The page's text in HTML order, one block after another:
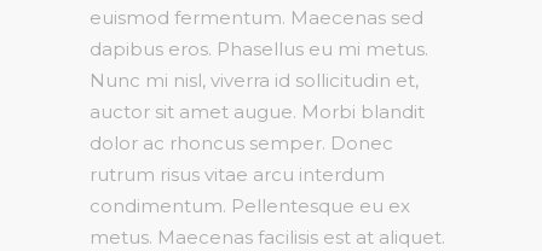
euismod fermentum. Maecenas sed
dapibus eros. Phasellus eu mi metus.
Nunc mi nisl, viverra id sollicitudin et,
auctor sit amet augue. Morbi blandit
dolor ac rhoncus semper. Donec
rutrum risus vitae arcu interdum
condimentum. Pellentesque eu ex
metus. Maecenas facilisis est at aliquet.